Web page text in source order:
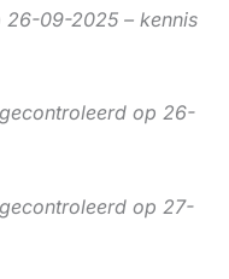
09-2025 – kennis
op 26-
op 27-